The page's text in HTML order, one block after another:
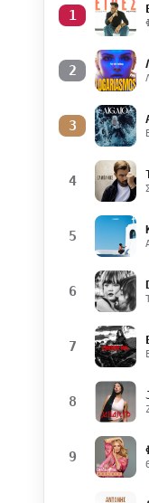
1
2
3
4
5
6
7
8
9